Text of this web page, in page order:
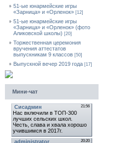
51-ые юнармейские игры
«Зарница» и «Орленок» [12]
51-ые юнармейские игры
«Зарница» и «Орленок» (фото
Аликовской школы) [20]
Торжественная церемония
вручения аттестатов
выпускникам 9 классов [50]
Выпускной вечер 2019 года [17]
Мини-чат